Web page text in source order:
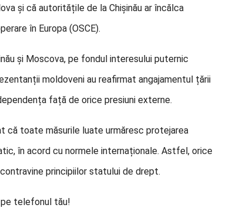
și că autoritățile de la Chișinău ar încălca
în Europa (OSCE).
și Moscova, pe fondul interesului puternic
moldoveni au reafirmat angajamentul țării
față de orice presiuni externe.
că toate măsurile luate urmăresc protejarea
în acord cu normele internaționale. Astfel, orice
principiilor statului de drept.
telefonul tău!